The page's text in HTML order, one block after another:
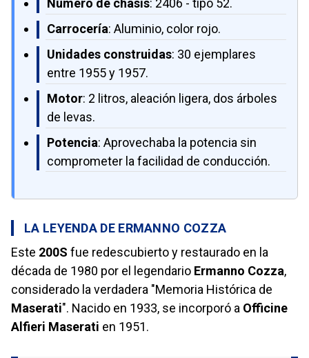
Número de chasis: 2406 - tipo 52.
Carrocería: Aluminio, color rojo.
Unidades construidas: 30 ejemplares
entre 1955 y 1957.
Motor: 2 litros, aleación ligera, dos árboles
de levas.
Potencia: Aprovechaba la potencia sin
comprometer la facilidad de conducción.
LA LEYENDA DE ERMANNO COZZA
Este 200S fue redescubierto y restaurado en la
década de 1980 por el legendario Ermanno Cozza,
considerado la verdadera "Memoria Histórica de
Maserati". Nacido en 1933, se incorporó a Officine
Alfieri Maserati en 1951.